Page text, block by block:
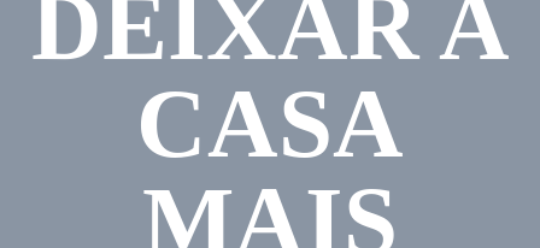
DEIXAR A
CASA
MAIS